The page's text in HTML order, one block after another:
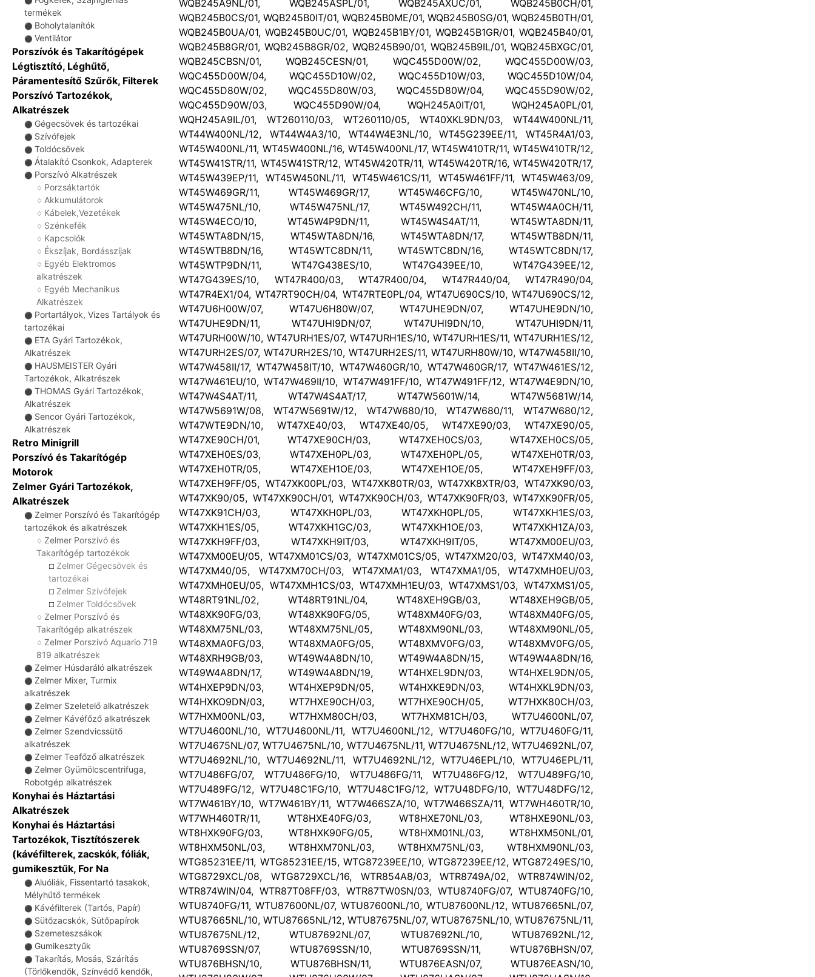
termékek
⚫ Boholytalanítók
⚫ Ventilátor
Porszívók és Takarítógépek
Légtisztító, Léghűtő,
Páramentesítő Szűrők, Filterek
Porszívó Tartozékok,
Alkatrészek
⚫ Gégecsövek és tartozékai
⚫ Szívófejek
⚫ Toldócsövek
⚫ Átalakító Csonkok, Adapterek
⚫ Porszívó Alkatrészek
♢ Porzsáktartók
♢ Akkumulátorok
♢ Kábelek,Vezetékek
♢ Szénkefék
♢ Kapcsolók
♢ Ékszíjak, Bordásszíjak
♢ Egyéb Elektromos
alkatrészek
♢ Egyéb Mechanikus
Alkatrészek
⚫ Portartályok, Vizes Tartályok és
tartozékai
⚫ ETA Gyári Tartozékok,
Alkatrészek
⚫ HAUSMEISTER Gyári
Tartozékok, Alkatrészek
⚫ THOMAS Gyári Tartozékok,
Alkatrészek
⚫ Sencor Gyári Tartozékok,
Alkatrészek
Retro Minigrill
Porszívó és Takarítógép
Motorok
Zelmer Gyári Tartozékok,
Alkatrészek
⚫ Zelmer Porszívó és Takarítógép
tartozékok és alkatrészek
♢ Zelmer Porszívó és
Takarítógép tartozékok
☐ Zelmer Gégecsövek és
tartozékai
☐ Zelmer Szívófejek
☐ Zelmer Toldócsövek
♢ Zelmer Porszívó és
Takarítógép alkatrészek
♢ Zelmer Porszívó Aquario 719
819 alkatrészek
⚫ Zelmer Húsdaráló alkatrészek
⚫ Zelmer Mixer, Turmix
alkatrészek
⚫ Zelmer Szeletelő alkatrészek
⚫ Zelmer Kávéfőző alkatrészek
⚫ Zelmer Szendvicssütő
alkatrészek
⚫ Zelmer Teafőző alkatrészek
⚫ Zelmer Gyümölcscentrifuga,
Robotgép alkatrészek
Konyhai és Háztartási
Alkatrészek
Konyhai és Háztartási
Tartozékok, Tisztítószerek
(kávéfilterek, zacskók, fóliák,
gumikesztűk, For Na
⚫ Aluóliák, Fissentartó tasakok,
Mélyhűtő termékek
⚫ Kávéfilterek (Tartós, Papír)
⚫ Sütőzacskók, Sütőpapírok
⚫ Szemeteszsákok
⚫ Gumikesztyűk
⚫ Takarítás, Mosás, Szárítás
(Törlőkendők, Színvédő kendők,
WQB245A9NL/01, WQB245ASPL/01, WQB245AXUC/01, WQB245B0CH/01,
WQB245B0CS/01, WQB245B0IT/01, WQB245B0ME/01, WQB245B0SG/01, WQB245B0TH/01,
WQB245B0UA/01, WQB245B0UC/01, WQB245B1BY/01, WQB245B1GR/01, WQB245B40/01,
WQB245B8GR/01, WQB245B8GR/02, WQB245B90/01, WQB245B9IL/01, WQB245BXGC/01,
WQB245CBSN/01, WQB245CESN/01, WQC455D00W/02, WQC455D00W/03,
WQC455D00W/04, WQC455D10W/02, WQC455D10W/03, WQC455D10W/04,
WQC455D80W/02, WQC455D80W/03, WQC455D80W/04, WQC455D90W/02,
WQC455D90W/03, WQC455D90W/04, WQH245A0IT/01, WQH245A0PL/01,
WQH245A9IL/01, WT260110/03, WT260110/05, WT40XKL9DN/03, WT44W400NL/11,
WT44W400NL/12, WT44W4A3/10, WT44W4E3NL/10, WT45G239EE/11, WT45R4A1/03,
WT45W400NL/11, WT45W400NL/16, WT45W400NL/17, WT45W410TR/11, WT45W410TR/12,
WT45W41STR/11, WT45W41STR/12, WT45W420TR/11, WT45W420TR/16, WT45W420TR/17,
WT45W439EP/11, WT45W450NL/11, WT45W461CS/11, WT45W461FF/11, WT45W463/09,
WT45W469GR/11, WT45W469GR/17, WT45W46CFG/10, WT45W470NL/10,
WT45W475NL/10, WT45W475NL/17, WT45W492CH/11, WT45W4A0CH/11,
WT45W4ECO/10, WT45W4P9DN/11, WT45W4S4AT/11, WT45WTA8DN/11,
WT45WTA8DN/15, WT45WTA8DN/16, WT45WTA8DN/17, WT45WTB8DN/11,
WT45WTB8DN/16, WT45WTC8DN/11, WT45WTC8DN/16, WT45WTC8DN/17,
WT45WTP9DN/11, WT47G438ES/10, WT47G439EE/10, WT47G439EE/12,
WT47G439ES/10, WT47R400/03, WT47R400/04, WT47R440/04, WT47R490/04,
WT47R4EX1/04, WT47RT90CH/04, WT47RTE0PL/04, WT47U690CS/10, WT47U690CS/12,
WT47U6H00W/07, WT47U6H80W/07, WT47UHE9DN/07, WT47UHE9DN/10,
WT47UHE9DN/11, WT47UHI9DN/07, WT47UHI9DN/10, WT47UHI9DN/11,
WT47URH00W/10, WT47URH1ES/07, WT47URH1ES/10, WT47URH1ES/11, WT47URH1ES/12,
WT47URH2ES/07, WT47URH2ES/10, WT47URH2ES/11, WT47URH80W/10, WT47W458II/10,
WT47W458II/17, WT47W458IT/10, WT47W460GR/10, WT47W460GR/17, WT47W461ES/12,
WT47W461EU/10, WT47W469II/10, WT47W491FF/10, WT47W491FF/12, WT47W4E9DN/10,
WT47W4S4AT/11, WT47W4S4AT/17, WT47W5601W/14, WT47W5681W/14,
WT47W5691W/08, WT47W5691W/12, WT47W680/10, WT47W680/11, WT47W680/12,
WT47WTE9DN/10, WT47XE40/03, WT47XE40/05, WT47XE90/03, WT47XE90/05,
WT47XE90CH/01, WT47XE90CH/03, WT47XEH0CS/03, WT47XEH0CS/05,
WT47XEH0ES/03, WT47XEH0PL/03, WT47XEH0PL/05, WT47XEH0TR/03,
WT47XEH0TR/05, WT47XEH1OE/03, WT47XEH1OE/05, WT47XEH9FF/03,
WT47XEH9FF/05, WT47XK00PL/03, WT47XK80TR/03, WT47XK8XTR/03, WT47XK90/03,
WT47XK90/05, WT47XK90CH/01, WT47XK90CH/03, WT47XK90FR/03, WT47XK90FR/05,
WT47XK91CH/03, WT47XKH0PL/03, WT47XKH0PL/05, WT47XKH1ES/03,
WT47XKH1ES/05, WT47XKH1GC/03, WT47XKH1OE/03, WT47XKH1ZA/03,
WT47XKH9FF/03, WT47XKH9IT/03, WT47XKH9IT/05, WT47XM00EU/03,
WT47XM00EU/05, WT47XM01CS/03, WT47XM01CS/05, WT47XM20/03, WT47XM40/03,
WT47XM40/05, WT47XM70CH/03, WT47XMA1/03, WT47XMA1/05, WT47XMH0EU/03,
WT47XMH0EU/05, WT47XMH1CS/03, WT47XMH1EU/03, WT47XMS1/03, WT47XMS1/05,
WT48RT91NL/02, WT48RT91NL/04, WT48XEH9GB/03, WT48XEH9GB/05,
WT48XK90FG/03, WT48XK90FG/05, WT48XM40FG/03, WT48XM40FG/05,
WT48XM75NL/03, WT48XM75NL/05, WT48XM90NL/03, WT48XM90NL/05,
WT48XMA0FG/03, WT48XMA0FG/05, WT48XMV0FG/03, WT48XMV0FG/05,
WT48XRH9GB/03, WT49W4A8DN/10, WT49W4A8DN/15, WT49W4A8DN/16,
WT49W4A8DN/17, WT49W4A8DN/19, WT4HXEL9DN/03, WT4HXEL9DN/05,
WT4HXEP9DN/03, WT4HXEP9DN/05, WT4HXKE9DN/03, WT4HXKL9DN/03,
WT4HXKO9DN/03, WT7HXE90CH/03, WT7HXE90CH/05, WT7HXK80CH/03,
WT7HXM00NL/03, WT7HXM80CH/03, WT7HXM81CH/03, WT7U4600NL/07,
WT7U4600NL/10, WT7U4600NL/11, WT7U4600NL/12, WT7U460FG/10, WT7U460FG/11,
WT7U4675NL/07, WT7U4675NL/10, WT7U4675NL/11, WT7U4675NL/12, WT7U4692NL/07,
WT7U4692NL/10, WT7U4692NL/11, WT7U4692NL/12, WT7U46EPL/10, WT7U46EPL/11,
WT7U486FG/07, WT7U486FG/10, WT7U486FG/11, WT7U486FG/12, WT7U489FG/10,
WT7U489FG/12, WT7U48C1FG/10, WT7U48C1FG/12, WT7U48DFG/10, WT7U48DFG/12,
WT7W461BY/10, WT7W461BY/11, WT7W466SZA/10, WT7W466SZA/11, WT7WH460TR/10,
WT7WH460TR/11, WT8HXE40FG/03, WT8HXE70NL/03, WT8HXE90NL/03,
WT8HXK90FG/03, WT8HXK90FG/05, WT8HXM01NL/03, WT8HXM50NL/01,
WT8HXM50NL/03, WT8HXM70NL/03, WT8HXM75NL/03, WT8HXM90NL/03,
WTG85231EE/11, WTG85231EE/15, WTG87239EE/10, WTG87239EE/12, WTG87249ES/10,
WTG8729XCL/08, WTG8729XCL/16, WTR854A8/03, WTR8749A/02, WTR874WIN/02,
WTR874WIN/04, WTR87T08FF/03, WTR87TW0SN/03, WTU8740FG/07, WTU8740FG/10,
WTU8740FG/11, WTU87600NL/07, WTU87600NL/10, WTU87600NL/12, WTU87665NL/07,
WTU87665NL/10, WTU87665NL/12, WTU87675NL/07, WTU87675NL/10, WTU87675NL/11,
WTU87675NL/12, WTU87692NL/07, WTU87692NL/10, WTU87692NL/12,
WTU8769SSN/07, WTU8769SSN/10, WTU8769SSN/11, WTU876BHSN/07,
WTU876BHSN/10, WTU876BHSN/11, WTU876EASN/07, WTU876EASN/10,